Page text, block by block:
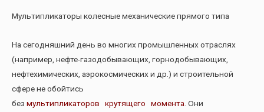
Мультипликаторы колесные механические прямого типа
На сегодняшний день во многих промышленных отраслях
(например, нефте-газодобывающих, горнодобывающих,
нефтехимических, аэрокосмических и др.) и строительной
сфере не обойтись
без мультипликаторов крутящего момента . Они